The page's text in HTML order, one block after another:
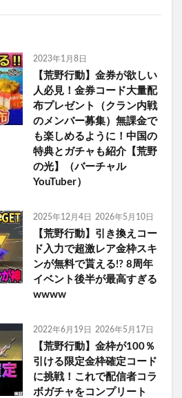
2023年1月8日
【荒野行動】金券が欲しい
人必見！金券コード大量配
布プレゼント（クラン内戦
のメンバー募集）無課金で
も楽しめるように！中国の
特典とガチャも紹介【荒野
の光】（バーチャル
YouTuber）
2025年12月4日 2026年5月10日
【荒野行動】引き換えコー
ド入力で超激レア金枠スキ
ンが無料で貰える!? 8周年
イベント後半が最高すぎる
wwww
2022年6月19日 2026年5月17日
【荒野行動】金枠が100％
引ける限定金枠確定コード
に挑戦！これで配信者コラ
ボガチャをコンプリート